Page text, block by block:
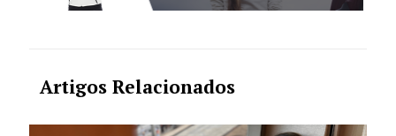
Artigos Relacionados